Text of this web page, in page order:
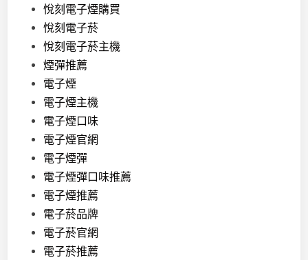
悅刻電子煙購買
悅刻電子菸
悅刻電子菸主機
煙彈推薦
電子煙
電子煙主機
電子煙口味
電子煙官網
電子煙彈
電子煙彈口味推薦
電子煙推薦
電子菸品牌
電子菸官網
電子菸推薦